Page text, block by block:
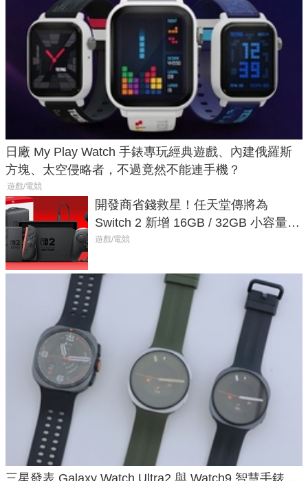
日廠 My Play Watch 手錶專玩經典遊戲、內建俄羅斯
方塊、太空侵略者，不過竟然不能連手機？
遊戲/電競
開發商省錢救星！任天堂傳將為
Switch 2 新增 16GB / 32GB 小容量遊
戲卡的選擇
遊戲/電競